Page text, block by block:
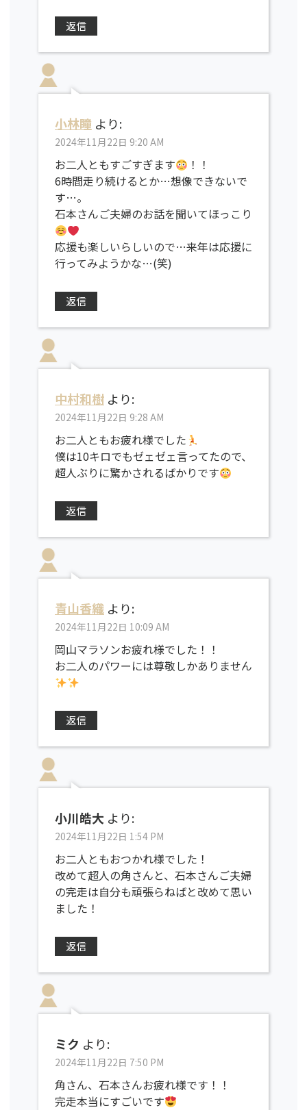
返信
小林瞳 より:
2024年11月22日 9:20 AM
お二人ともすごすぎます
！！
6時間走り続けるとか…想像できないで
す…。
石本さんご夫婦のお話を聞いてほっこり
応援も楽しいらしいので…来年は応援に
行ってみようかな…(笑)
返信
中村和樹 より:
2024年11月22日 9:28 AM
お二人ともお疲れ様でした
僕は10キロでもゼェゼェ言ってたので、
超人ぶりに驚かされるばかりです
返信
青山香織 より:
2024年11月22日 10:09 AM
岡山マラソンお疲れ様でした！！
お二人のパワーには尊敬しかありません
返信
小川皓大 より:
2024年11月22日 1:54 PM
お二人ともおつかれ様でした！
改めて超人の角さんと、石本さんご夫婦
の完走は自分も頑張らねばと改めて思い
ました！
返信
ミク より:
2024年11月22日 7:50 PM
角さん、石本さんお疲れ様です！！
完走本当にすごいです